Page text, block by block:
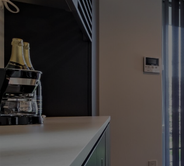
三重の注文住宅・デザイン住宅ならデプロホーム